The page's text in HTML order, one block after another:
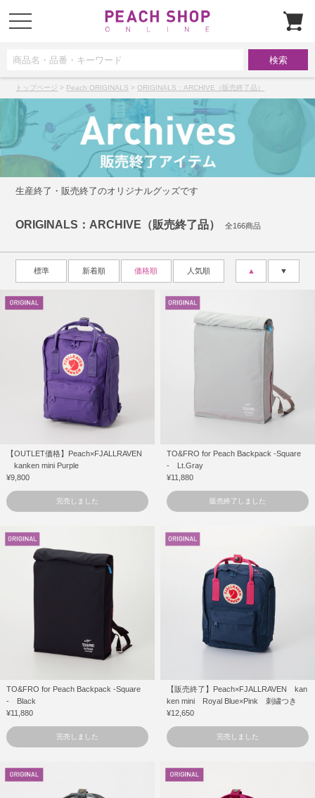
t
o
a
i
o
n
トップページ > Peach ORIGINALS >ORIGINALS：ARCHIVE（販売終了品）
生産終了・販売終了のオリジナルグッズです
ORIGINALS：ARCHIVE（販売終了品） 全166商品
標準 新着順 価格順 人気順 ▼
▲
【OUTLET価格】Peach×FJALLRAVEN
kanken mini Purple
¥9,800
完売しました
TO&FRO for Peach Backpack -Square
- Lt.Gray
¥11,880
販売終了しました
TO&FRO for Peach Backpack -Square
- Black
¥11,880
完売しました
【販売終了】Peach×FJALLRAVEN kan
ken mini Royal Blue×Pink 刺繍つき
¥12,650
完売しました